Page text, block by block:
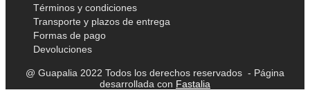
Términos y condiciones
Transporte y plazos de entrega
Formas de pago
Devoluciones
@ Guapalia 2022 Todos los derechos reservados - Página
desarrollada con Fastalia